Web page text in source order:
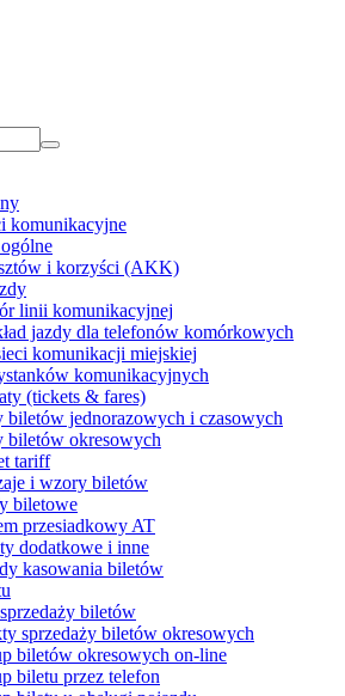
komunikacyjne
i korzyści (AKK)
linii komunikacyjnej
jazdy dla telefonów komórkowych
komunikacji miejskiej
komunikacyjnych
(tickets & fares)
biletów jednorazowych i czasowych
biletów okresowych
tariff
i wzory biletów
biletowe
przesiadkowy AT
dodatkowe i inne
kasowania biletów
biletów
sprzedaży biletów okresowych
biletów okresowych on-line
biletu przez telefon